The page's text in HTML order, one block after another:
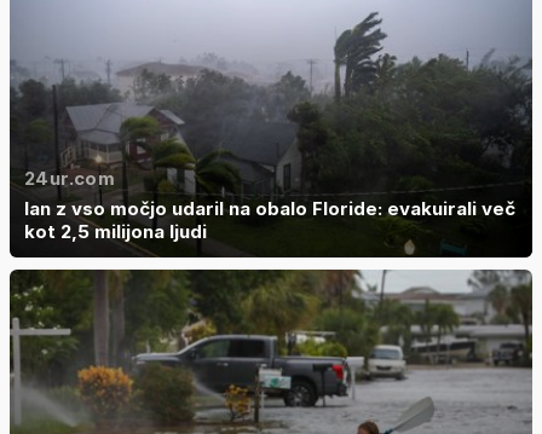
24ur.com
Ian z vso močjo udaril na obalo Floride: evakuirali več
kot 2,5 milijona ljudi